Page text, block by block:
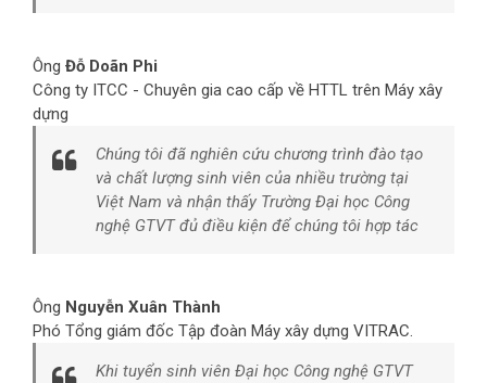
Ông Đỗ Doãn Phi
Công ty ITCC - Chuyên gia cao cấp về HTTL trên Máy xây
dựng
Chúng tôi đã nghiên cứu chương trình đào tạo
và chất lượng sinh viên của nhiều trường tại
Việt Nam và nhận thấy Trường Đại học Công
nghệ GTVT đủ điều kiện để chúng tôi hợp tác
Ông Nguyễn Xuân Thành
Phó Tổng giám đốc Tập đoàn Máy xây dựng VITRAC.
Khi tuyển sinh viên Đại học Công nghệ GTVT